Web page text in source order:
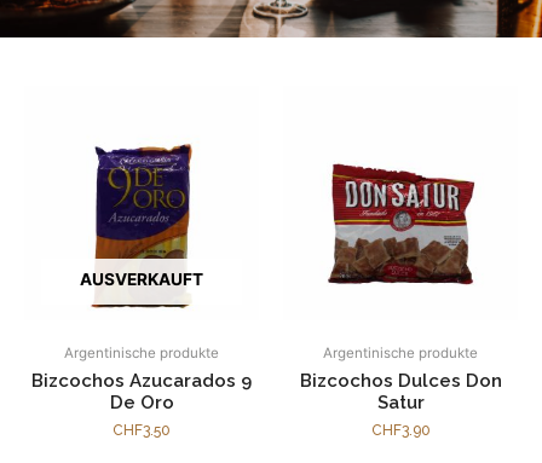
AUSVERKAUFT
Argentinische produkte
Bizcochos Azucarados 9
De Oro
CHF3.50
Argentinische produkte
Bizcochos Dulces Don
Satur
CHF3.90